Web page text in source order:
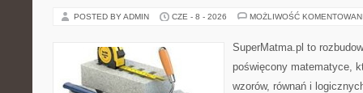
POSTED BY ADMIN CZE - 8 - 2026 MOŻLIWOŚĆ
SuperMatma.pl to
poświęcony matematyce,
wzorów, równań i